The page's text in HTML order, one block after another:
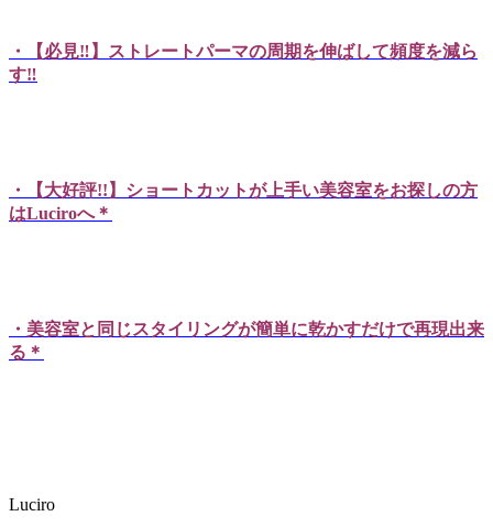
・【必見‼】ストレートパーマの周期を伸ばして頻度を減ら
す‼
・【大好評!!】ショートカットが上手い美容室をお探しの方
はLuciroへ＊
・美容室と同じスタイリングが簡単に乾かすだけで再現出来
る＊
Luciro